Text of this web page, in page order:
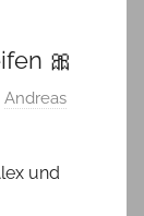
🎀
Andreas
und